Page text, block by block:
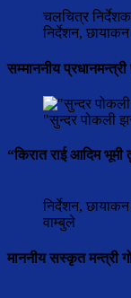
चलचित्र निर्देशक
निर्देशन,
सम्माननीय
"सुन्दर पोकली
“किरात राई आदिम
निर्देशन,
वाम्बुले
माननीय सस्कृत मन्त्री